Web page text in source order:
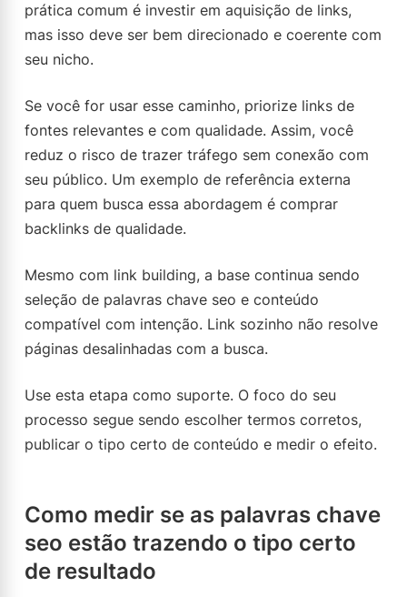
prática comum é investir em aquisição de links,
mas isso deve ser bem direcionado e coerente com
seu nicho.
Se você for usar esse caminho, priorize links de
fontes relevantes e com qualidade. Assim, você
reduz o risco de trazer tráfego sem conexão com
seu público. Um exemplo de referência externa
para quem busca essa abordagem é comprar
backlinks de qualidade.
Mesmo com link building, a base continua sendo
seleção de palavras chave seo e conteúdo
compatível com intenção. Link sozinho não resolve
páginas desalinhadas com a busca.
Use esta etapa como suporte. O foco do seu
processo segue sendo escolher termos corretos,
publicar o tipo certo de conteúdo e medir o efeito.
Como medir se as palavras chave
seo estão trazendo o tipo certo
de resultado